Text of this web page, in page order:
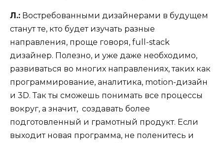
Л.: Востребованными дизайнерами в будущем
станут те, кто будет изучать разные
направления, проще говоря, full-stack
дизайнер. Полезно, и уже даже необходимо,
развиваться во многих направлениях, таких как
программирование, аналитика, motion-дизайн
и 3D. Так ты сможешь понимать все процессы
вокруг, а значит, создавать более
подготовленный и грамотный продукт. Если
выходит новая программа, не поленитесь и